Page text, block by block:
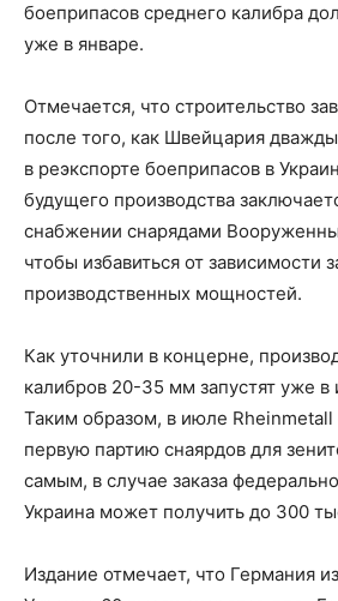
боеприпасов среднего калибра
уже в январе.
Отмечается, что строительство
после того, как Швейцария
в реэкспорте боеприпасов в
будущего производства
снабжении снарядами
чтобы избавиться от зависимости
производственных мощностей.
Как уточнили в концерне,
калибров 20-35 мм запустят уже
Таким образом, в июле
первую партию снаярдов для
самым, в случае заказа
Украина может получить до 300
Издание отмечает, что Германия